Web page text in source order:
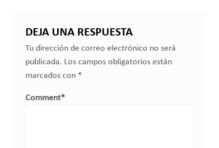
DEJA UNA RESPUESTA
Tu dirección de correo electrónico no será
publicada. Los campos obligatorios están
marcados con *
Comment*